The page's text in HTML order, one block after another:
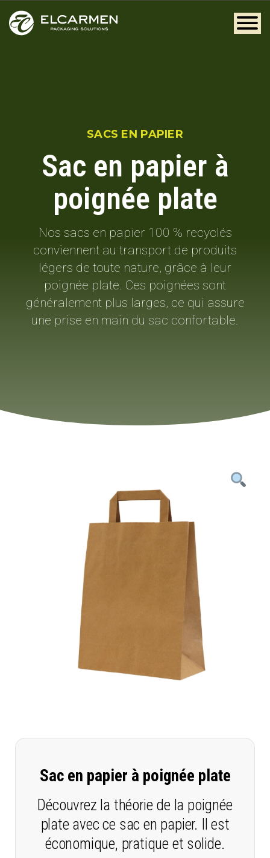
SACS EN PAPIER
Sac en papier à
poignée plate
Nos sacs en papier 100 % recyclés
conviennent au transport de produits
légers de toute nature, grâce à leur
poignée plate. Ces poignées sont
généralement plus larges, ce qui assure
une prise en main du sac confortable.
Sac en papier à poignée plate
Découvrez la théorie de la poignée
plate avec ce sac en papier. Il est
économique, pratique et solide.